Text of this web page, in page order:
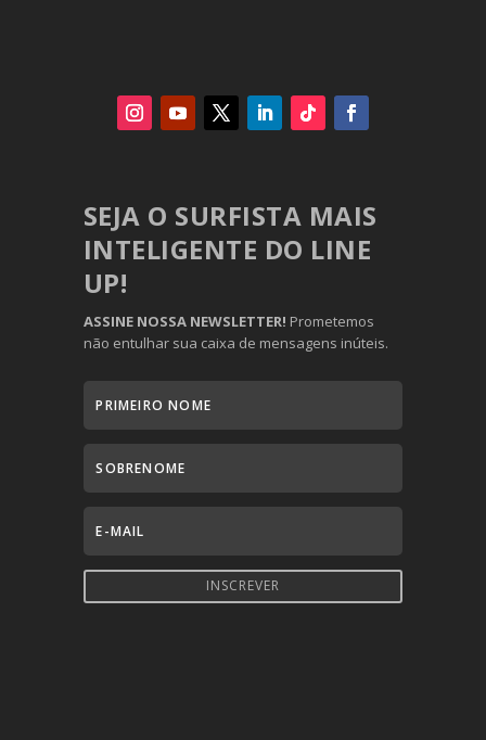
SEJA O SURFISTA MAIS
INTELIGENTE DO LINE
UP!
ASSINE NOSSA NEWSLETTER! Prometemos
não entulhar sua caixa de mensagens inúteis.
INSCREVER